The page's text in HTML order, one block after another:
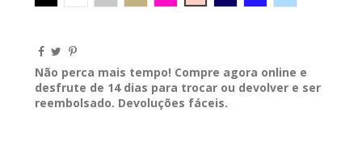
Não perca mais tempo! Compre agora online e
desfrute de 14 dias para trocar ou devolver e ser
reembolsado. Devoluções fáceis.